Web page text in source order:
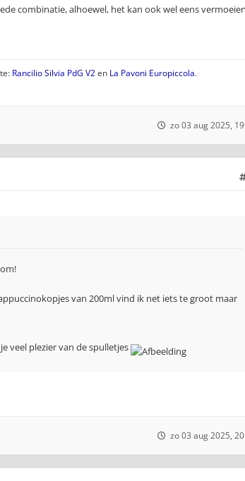
combinatie, alhoewel, het kan ook wel eens
Rancilio Silvia PdG V2en La Pavoni Europiccola.
zo 03 aug 2025,
van 200ml vind ik net iets te groot maar
veel plezier van de spulletjes
zo 03 aug 2025,